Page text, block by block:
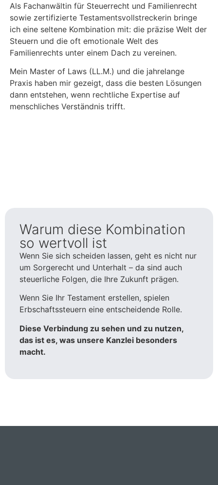
Als Fachanwältin für Steuerrecht und Familienrecht
sowie zertifizierte Testamentsvollstreckerin bringe
ich eine seltene Kombination mit: die präzise Welt der
Steuern und die oft emotionale Welt des
Familienrechts unter einem Dach zu vereinen.
Mein Master of Laws (LL.M.) und die jahrelange
Praxis haben mir gezeigt, dass die besten Lösungen
dann entstehen, wenn rechtliche Expertise auf
menschliches Verständnis trifft.
Warum diese Kombination
so wertvoll ist
Wenn Sie sich scheiden lassen, geht es nicht nur
um Sorgerecht und Unterhalt – da sind auch
steuerliche Folgen, die Ihre Zukunft prägen.
Wenn Sie Ihr Testament erstellen, spielen
Erbschaftssteuern eine entscheidende Rolle.
Diese Verbindung zu sehen und zu nutzen,
das ist es, was unsere Kanzlei besonders
macht.